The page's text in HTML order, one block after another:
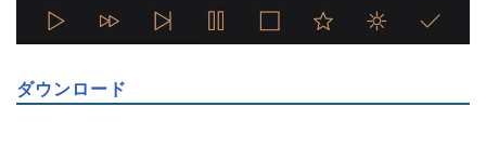
ダウンロード